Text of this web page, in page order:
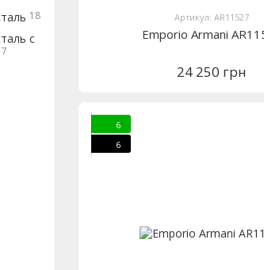
Артикул: AR11527
Emporio Armani
24 250 грн
6
6
18
с
7